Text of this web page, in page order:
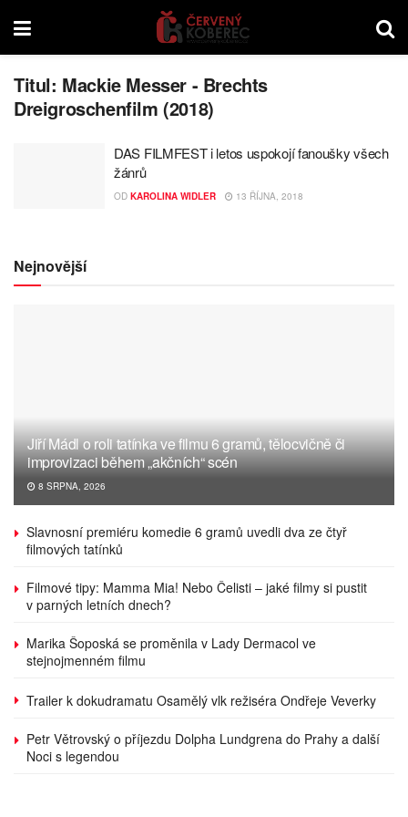
Titul: Mackie Messer - Brechts
Dreigroschenfilm (2018)
DAS FILMFEST i letos uspokojí fanoušky všech
žánrů
OD KAROLINA WIDLER 13 ŘÍJNA, 2018
Nejnovější
Jiří Mádl o roli tatínka ve filmu 6 gramů, tělocvičně či
improvizaci během „akčních“ scén
8 SRPNA, 2026
Slavnosní premiéru komedie 6 gramů uvedli dva ze čtyř
filmových tatínků
Filmové tipy: Mamma Mia! Nebo Čelisti – jaké filmy si pustit
v parných letních dnech?
Marika Šoposká se proměnila v Lady Dermacol ve
stejnojmenném filmu
Trailer k dokudramatu Osamělý vlk režiséra Ondřeje Veverky
Petr Větrovský o příjezdu Dolpha Lundgrena do Prahy a další
Noci s legendou